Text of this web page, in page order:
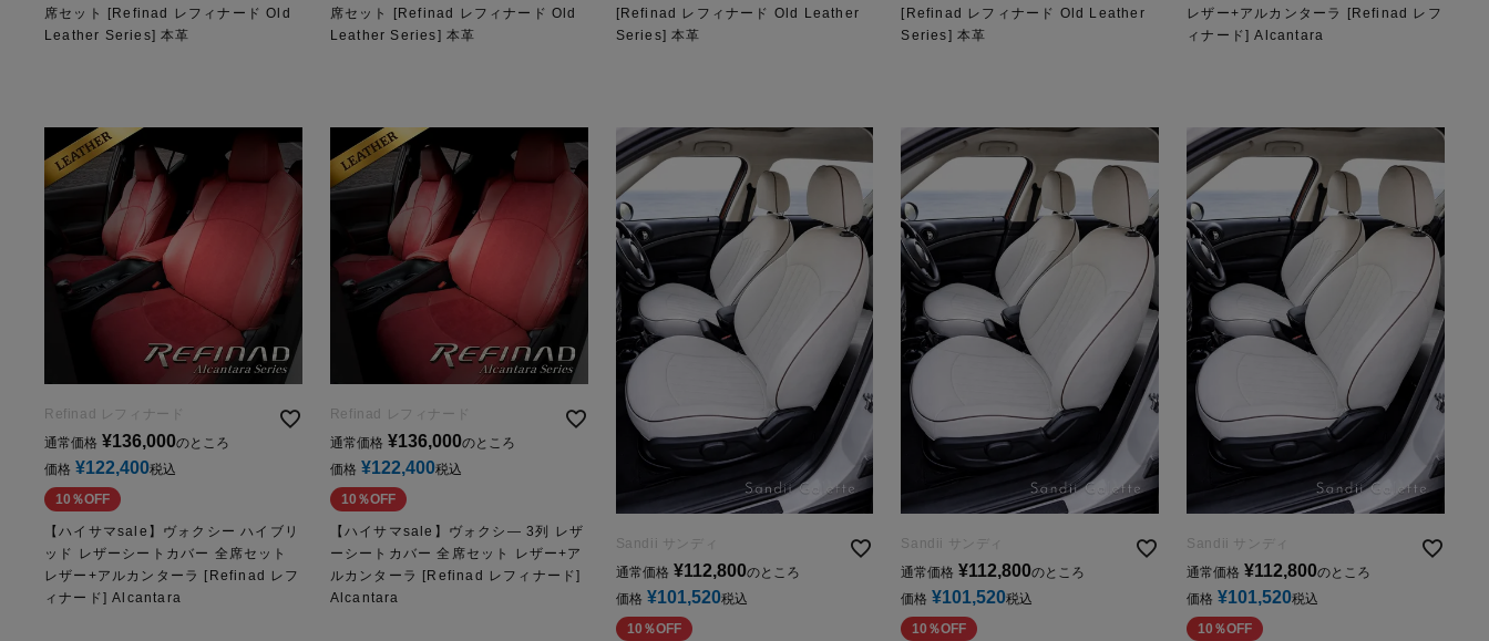
席セット [Refinad レフィナード Old
Leather Series] 本革
席セット [Refinad レフィナード Old
Leather Series] 本革
[Refinad レフィナード Old Leather
Series] 本革
[Refinad レフィナード Old Leather
Series] 本革
レザー+アルカンターラ [Refinad レフ
ィナード] Alcantara
Refinad レフィナード
通常価格 ¥136,000のところ
価格 ¥122,400税込
10％OFF
【ハイサマsale】ヴォクシー ハイブリ
ッド レザーシートカバー 全席セット
レザー+アルカンターラ [Refinad レフ
ィナード] Alcantara
Refinad レフィナード
通常価格 ¥136,000のところ
価格 ¥122,400税込
10％OFF
【ハイサマsale】ヴォクシ― 3列 レザ
ーシートカバー 全席セット レザー+ア
ルカンターラ [Refinad レフィナード]
Alcantara
Sandii サンディ
通常価格 ¥112,800のところ
価格 ¥101,520税込
10％OFF
Sandii サンディ
通常価格 ¥112,800のところ
価格 ¥101,520税込
10％OFF
Sandii サンディ
通常価格 ¥112,800のところ
価格 ¥101,520税込
10％OFF